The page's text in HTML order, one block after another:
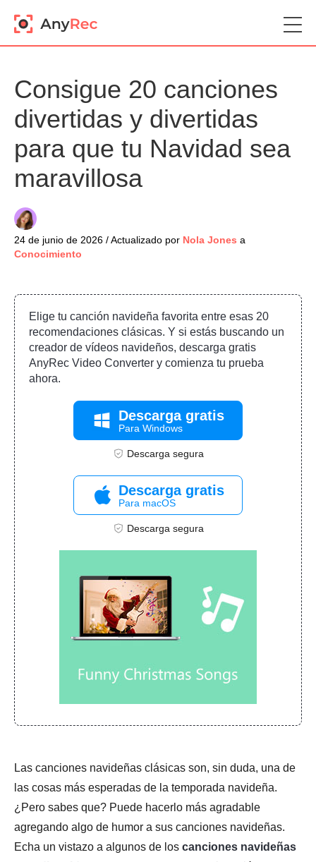
Consigue 20 canciones
divertidas y divertidas
para que tu Navidad sea
maravillosa
24 de junio de 2026 / Actualizado por Nola Jones a
Conocimiento
Elige tu canción navideña favorita entre esas 20
recomendaciones clásicas. Y si estás buscando un
creador de vídeos navideños, descarga gratis
AnyRec Video Converter y comienza tu prueba
ahora.
Descarga gratis
Para Windows
Descarga segura
Descarga gratis
Para macOS
Descarga segura
Las canciones navideñas clásicas son, sin duda, una de
las cosas más esperadas de la temporada navideña.
¿Pero sabes que? Puede hacerlo más agradable
agregando algo de humor a sus canciones navideñas.
Echa un vistazo a algunos de los canciones navideñas